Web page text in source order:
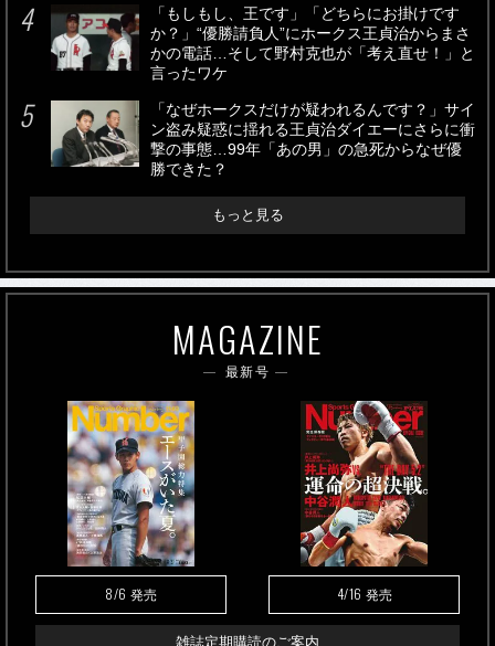
「もしもし、王です」「どちらにお掛けです
か？」“優勝請負人”にホークス王貞治からまさ
かの電話…そして野村克也が「考え直せ！」と
言ったワケ
「なぜホークスだけが疑われるんです？」サイ
ン盗み疑惑に揺れる王貞治ダイエーにさらに衝
撃の事態…99年「あの男」の急死からなぜ優
勝できた？
もっと見る
MAGAZINE
最新号
8/6 発売 4/16 発売
雑誌定期購読のご案内